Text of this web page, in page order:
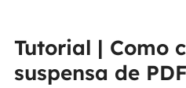
Tutorial | Como
suspensa de PDF